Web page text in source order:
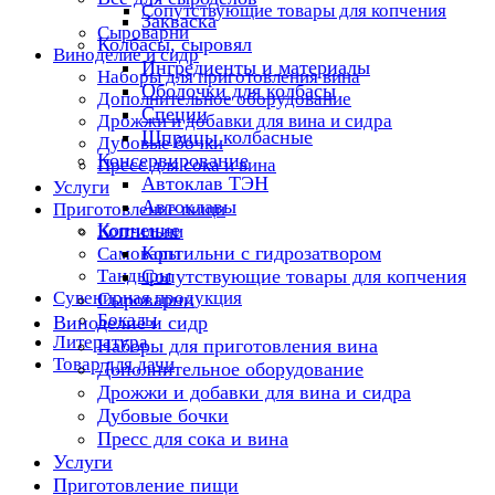
Сопутствующие товары для копчения
Сыроварни
Виноделие и сидр
Наборы для приготовления вина
Дополнительное оборудование
Дрожжи и добавки для вина и сидра
Дубовые бочки
Пресс для сока и вина
Услуги
Приготовление пищи
Коптильни
Самовары
Тандыры
Сувенирная продукция
Бокалы
Литература
Товар для дачи
Закваска
Колбасы, сыровял
Ингредиенты и материалы
Оболочки для колбасы
Специи
Шприцы колбасные
Консервирование
Автоклав ТЭН
Автоклавы
Копчение
Коптильни с гидрозатвором
Сопутствующие товары для копчения
Сыроварни
Виноделие и сидр
Наборы для приготовления вина
Дополнительное оборудование
Дрожжи и добавки для вина и сидра
Дубовые бочки
Пресс для сока и вина
Услуги
Приготовление пищи